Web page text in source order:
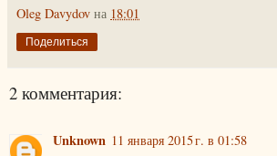
Oleg Davydov на 18:01
Поделиться
2 комментария:
Unknown 11 января 2015 г. в 01:58